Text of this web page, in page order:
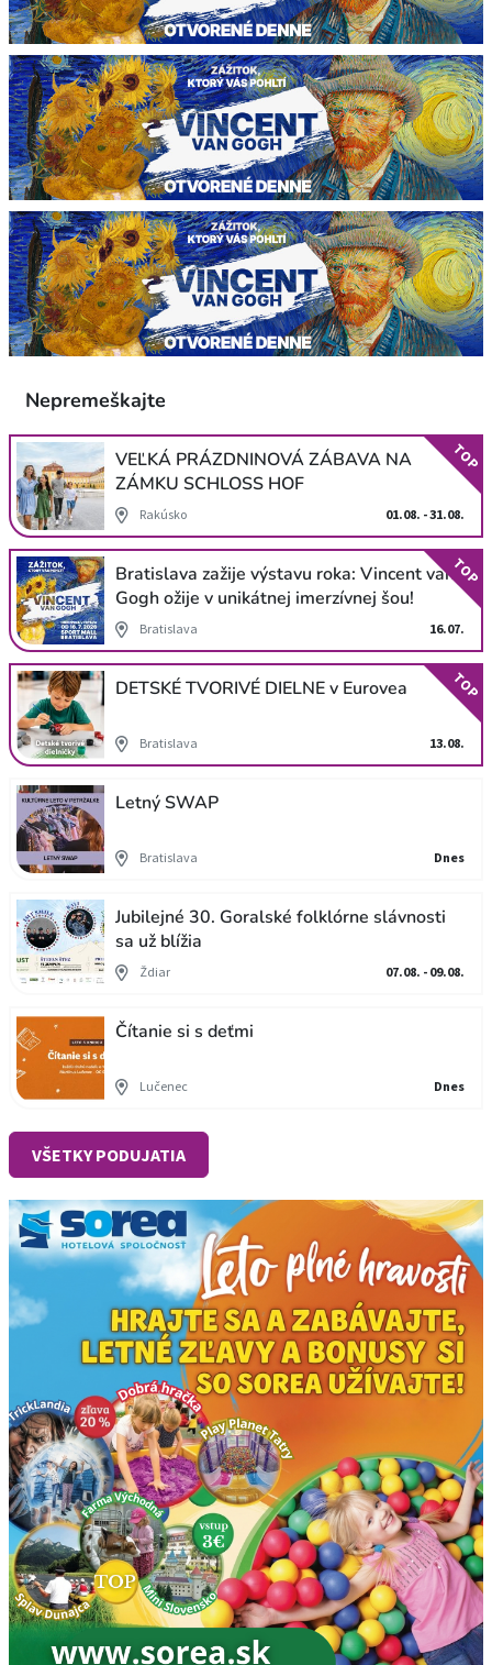
Nepremeškajte
VEĽKÁ PRÁZDNINOVÁ ZÁBAVA NA
ZÁMKU SCHLOSS HOF
Rakúsko 01.08. - 31.08.
TOP
Bratislava zažije výstavu roka: Vincent van
Gogh ožije v unikátnej imerzívnej šou!
Bratislava 16.07.
TOP
DETSKÉ TVORIVÉ DIELNE v Eurovea
Bratislava 13.08.
TOP
Letný SWAP
Bratislava Dnes
Jubilejné 30. Goralské folklórne slávnosti
sa už blížia
Ždiar 07.08. - 09.08.
Čítanie si s deťmi
Lučenec Dnes
VŠETKY PODUJATIA